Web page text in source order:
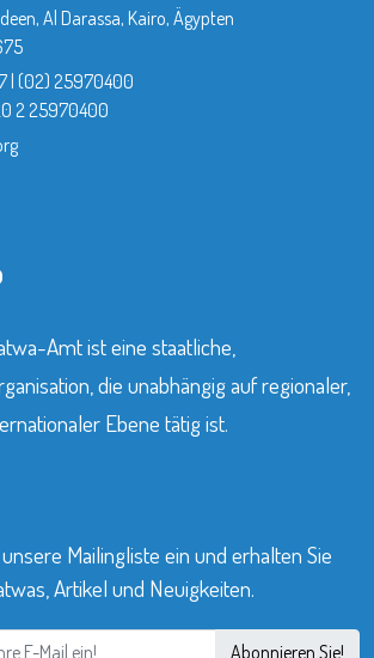
Al Darassa, Kairo, Ägypten
| (02) 25970400
2 25970400
Amt ist eine staatliche,
die unabhängig auf regionaler,
Ebene tätig ist.
Mailingliste ein und erhalten Sie
Artikel und Neuigkeiten.
Abonnieren Sie!